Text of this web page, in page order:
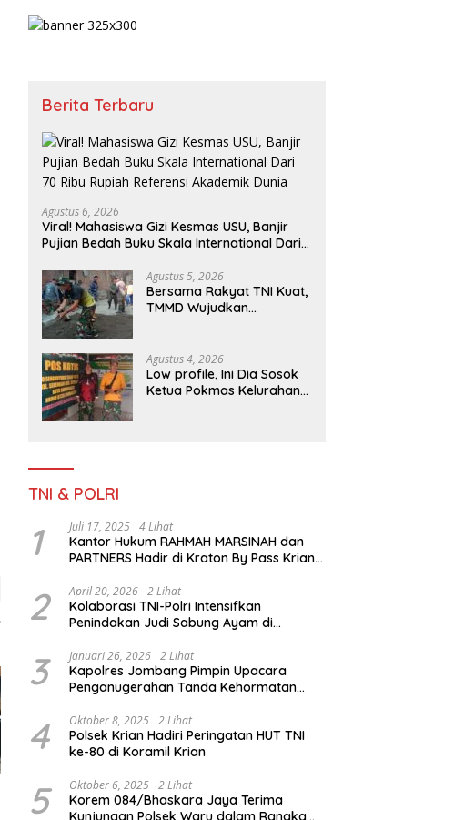
Berita Terbaru
Agustus 6, 2026
Viral! Mahasiswa Gizi Kesmas USU, Banjir
Pujian Bedah Buku Skala International Dari
Agustus 5, 2026
Bersama Rakyat TNI Kuat,
TMMD Wujudkan
Ketahanan Nasional di
Daerah.
Agustus 4, 2026
Low profile, Ini Dia Sosok
Ketua Pokmas Kelurahan
TNI & POLRI
1 Juli 17, 2025 4 Lihat
Kantor Hukum RAHMAH MARSINAH dan
PARTNERS Hadir di Kraton By Pass Krian
2 April 20, 2026 2 Lihat
Kolaborasi TNI-Polri Intensifkan
Penindakan Judi Sabung Ayam di
3 Januari 26, 2026 2 Lihat
Kapolres Jombang Pimpin Upacara
Penganugerahan Tanda Kehormatan
Polri
4 Oktober 8, 2025 2 Lihat
Polsek Krian Hadiri Peringatan HUT TNI
ke-80 di Koramil Krian
5 Oktober 6, 2025 2 Lihat
Korem 084/Bhaskara Jaya Terima
Kunjungan Polsek Waru dalam Rangka